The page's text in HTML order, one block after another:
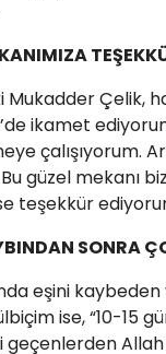
Mukadder Çelik,
ikamet
çalışıyorum.
güzel mekanı
teşekkür
SONRA
eşini
ise, “10-15
geçenlerden Allah